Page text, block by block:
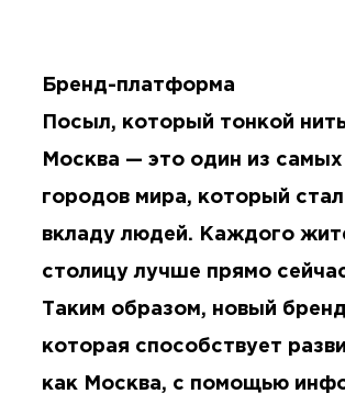
Бренд-платформа
Посыл, который тонкой
Москва — это один из
городов мира, который
вкладу людей. Каждого
столицу лучше прямо
Таким образом, новый
которая способствует
как Москва, с помощью